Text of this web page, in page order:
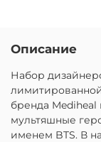
Описание
Набор
бренда
мультяшные
именем BTS. В